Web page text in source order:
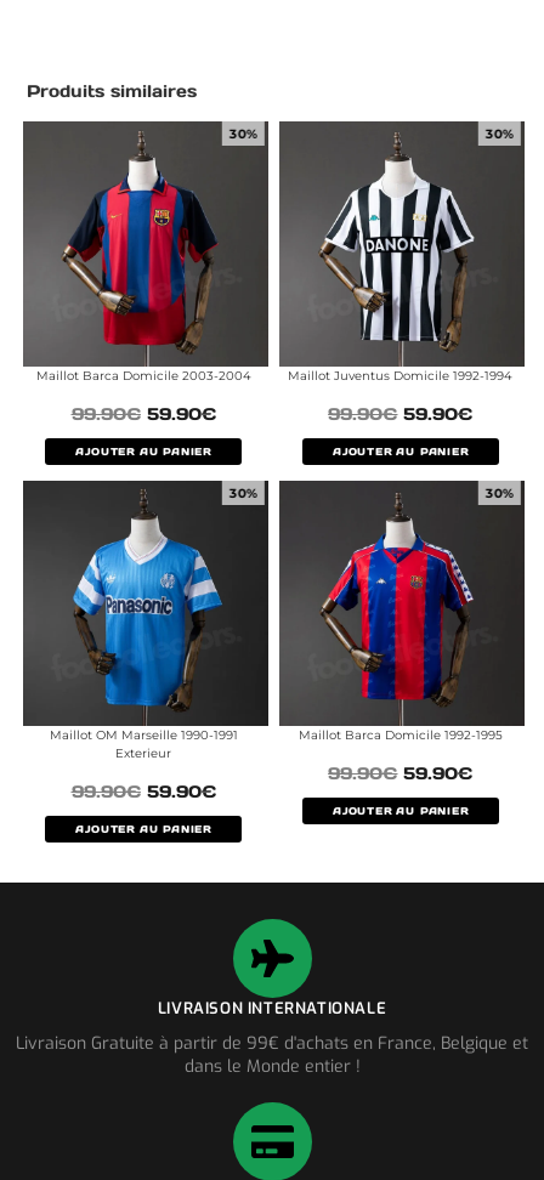
Produits similaires
30%
Maillot Barca Domicile 2003-2004
99.90€ 59.90€
AJOUTER AU PANIER
30%
Maillot Juventus Domicile 1992-1994
99.90€ 59.90€
AJOUTER AU PANIER
30%
Maillot OM Marseille 1990-1991
Exterieur
99.90€ 59.90€
AJOUTER AU PANIER
30%
Maillot Barca Domicile 1992-1995
99.90€ 59.90€
AJOUTER AU PANIER
LIVRAISON INTERNATIONALE
Livraison Gratuite à partir de 99€ d'achats en France, Belgique et
dans le Monde entier !